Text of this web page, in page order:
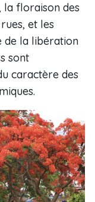
la floraison des
et les
de la libération
sont
caractère des